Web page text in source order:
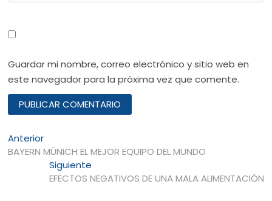
Guardar mi nombre, correo electrónico y sitio web en
este navegador para la próxima vez que comente.
Navegación
de
entradas
AnteriorEntrada
anterior:
BAYERN MÚNICH EL MEJOR EQUIPO DEL MUNDO
SiguienteEntrada
siguiente:
EFECTOS NEGATIVOS DE UNA MALA ALIMENTACIÓN